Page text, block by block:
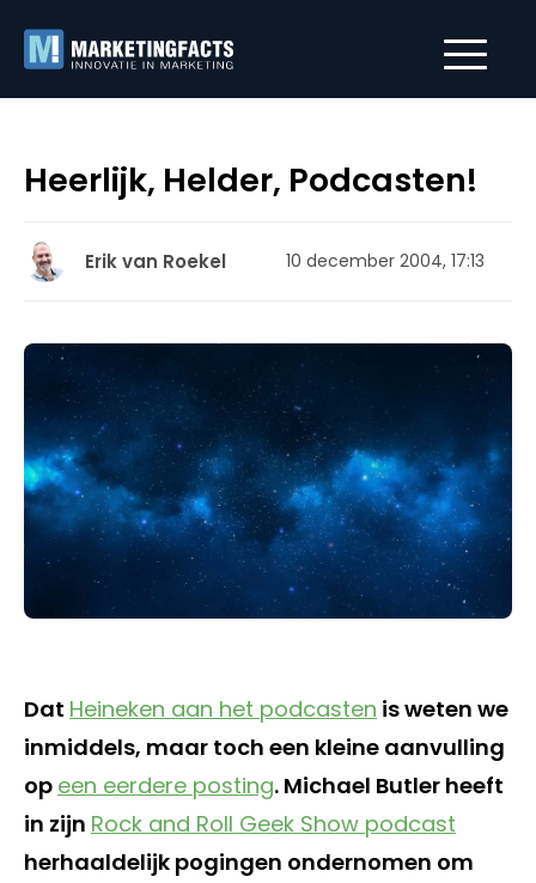
Heerlijk, Helder, Podcasten!
Erik van Roekel 10 december 2004, 17:13
Dat Heineken aan het podcasten is weten we
inmiddels, maar toch een kleine aanvulling
op een eerdere posting. Michael Butler heeft
in zijn Rock and Roll Geek Show podcast
herhaaldelijk pogingen ondernomen om